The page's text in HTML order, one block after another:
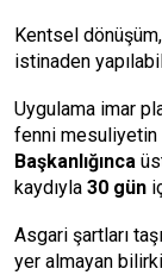
Kentsel
istinaden
Uygulama imar
fenni mesuliyetin
Başkanlığınca
kaydıyla 30 gün
Asgari şartları
yer almayan